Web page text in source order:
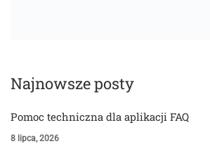
Najnowsze posty
Pomoc techniczna dla aplikacji FAQ
8 lipca, 2026